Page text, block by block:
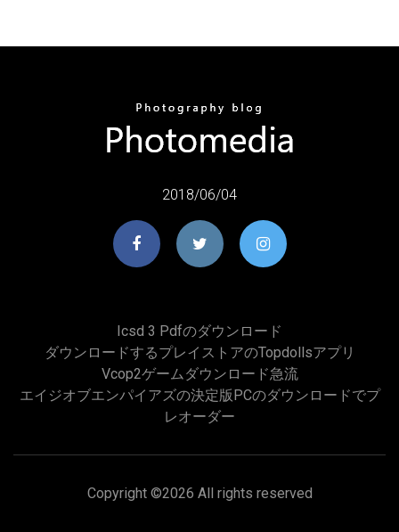
2018/06/04
Icsd 3 Pdfのダウンロード
ダウンロードするプレイストアのtopdollsアプリ
Vcop2ゲームダウンロード急流
エイジオブエンパイアズの決定版PCのダウンロードでプ
レオーダー
Copyright ©2026 All rights reserved